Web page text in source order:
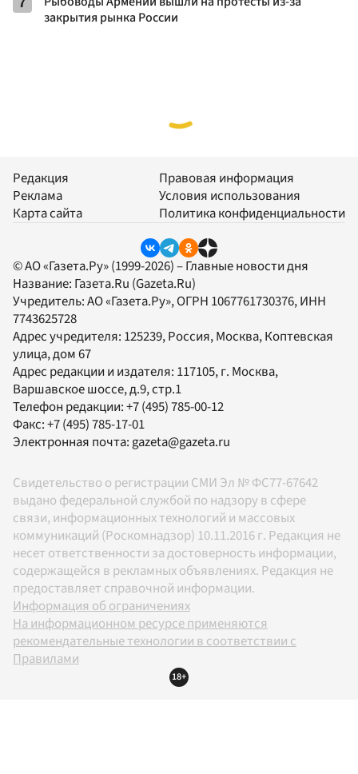
закрытия рынка России
Редакция
Реклама
Карта сайта
Правовая информация
Условия использования
Политика конфиденциальности
© АО «Газета.Ру» (1999-2026) – Главные новости дня
Название: Газета.Ru (Gazeta.Ru)
Учредитель:АО «Газета.Ру», ОГРН 1067761730376, ИНН
7743625728
Адрес учредителя: 125239, Россия, Москва, Коптевская
улица, дом 67
Адрес редакции и издателя: 117105, г. Москва,
Варшавское шоссе, д.9, стр.1
Телефон редакции:+7 (495) 785-00-12
Факс:+7 (495) 785-17-01
Электронная почта:gazeta@gazeta.ru
Свидетельство о регистрации СМИ Эл № ФС77-67642
выдано федеральной службой по надзору в сфере
связи, информационных технологий и массовых
коммуникаций (Роскомнадзор) 10.11.2016 г. Редакция не
несет ответственности за достоверность информации,
содержащейся в рекламных объявлениях. Редакция не
предоставляет справочной информации.
Информация об ограничениях
На информационном ресурсе применяются
рекомендательные технологии в соответствии с
Правилами
18+